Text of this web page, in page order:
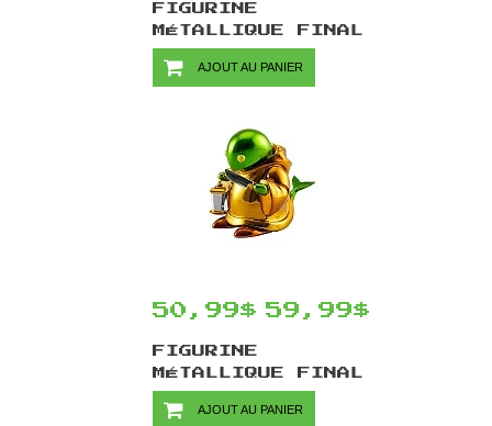
FIGURINE
MÉTALLIQUE FINAL
FANTASY VII
REMAKE BRIGHT
CACTUAR
AJOUT AU PANIER
50,99$ 59,99$
FIGURINE
MÉTALLIQUE FINAL
FANTASY VII
REMAKE BRIGHT
AJOUT AU PANIER